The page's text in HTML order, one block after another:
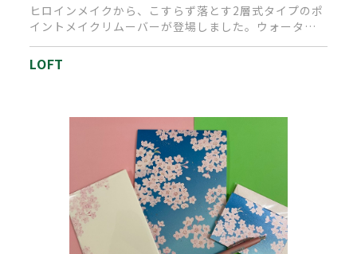
ヒロインメイクから、こすらず落とす2層式タイプのポ
イントメイクリムーバーが登場しました。ウォーター
LOFT